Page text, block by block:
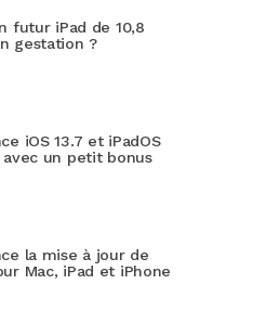
futur iPad de 10,8
gestation ?
iOS 13.7 et iPadOS
avec un petit bonus
la mise à jour de
Mac, iPad et iPhone